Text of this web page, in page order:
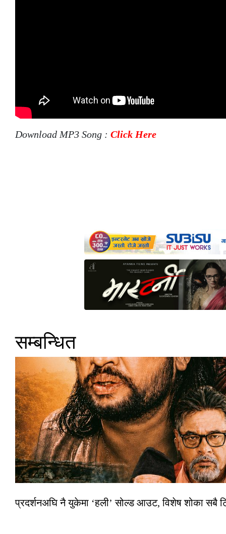
Download MP3 Song : Click Here
सम्बन्धित
प्रदर्शनअघि नै युकेमा ‘हली’ सोल्ड आउट, विशेष शोका सबै